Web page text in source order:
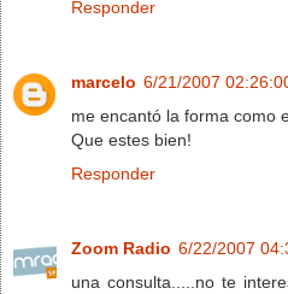
Responder
marcelo 6/21/2007
me encantó la forma como
Que estes bien!
Responder
Zoom Radio 6/22/2007
una consulta.....no te